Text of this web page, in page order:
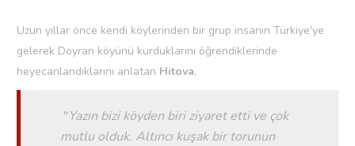
Uzun yıllar önce kendi köylerinden bir grup insanın Türkiye'ye
gelerek Doyran köyünü kurduklarını öğrendiklerinde
heyecanlandıklarını anlatan Hitova,
"Yazın bizi köyden biri ziyaret etti ve çok
mutlu olduk. Altıncı kuşak bir torunun